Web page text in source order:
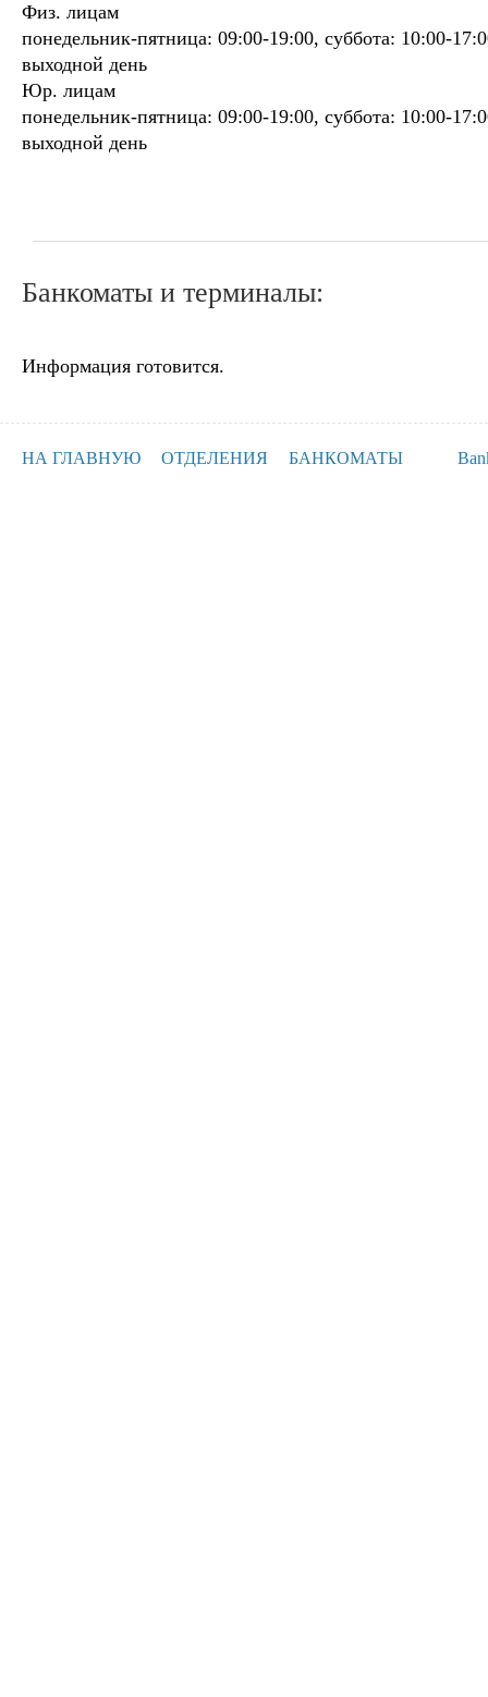
Физ. лицам
понедельник-пятница: 09:00-19:00, суббота: 10:00-
выходной день
Юр. лицам
понедельник-пятница: 09:00-19:00, суббота: 10:00-
выходной день
Банкоматы и терминалы:
Информация готовится.
НА ГЛАВНУЮ ОТДЕЛЕНИЯ БАНКОМАТЫ